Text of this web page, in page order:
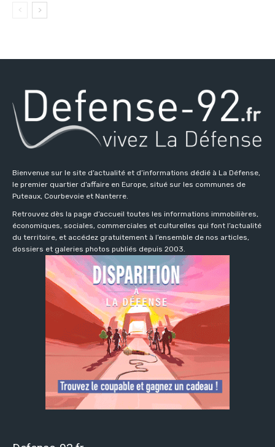
Bienvenue sur le site d’actualité et d’informations dédié à La Défense,
le premier quartier d’affaire en Europe, situé sur les communes de
Puteaux, Courbevoie et Nanterre.
Retrouvez dès la page d’accueil toutes les informations immobilières,
économiques, sociales, commerciales et culturelles qui font l’actualité
du territoire, et accédez gratuitement à l’ensemble de nos articles,
dossiers et galeries photos publiés depuis 2003.